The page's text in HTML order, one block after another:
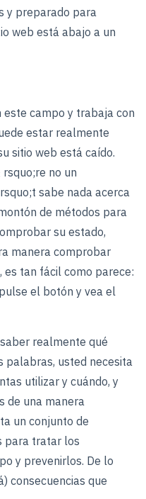
y preparado para
web está abajo a un
este campo y trabaja con
estar realmente
sitio web está caído.
no un
sabe nada acerca
de métodos para
su estado,
manera comprobar
es tan fácil como parece:
el botón y vea el
realmente qué
palabras, usted necesita
utilizar y cuándo, y
de una manera
un conjunto de
para tratar los
y prevenirlos. De lo
consecuencias que